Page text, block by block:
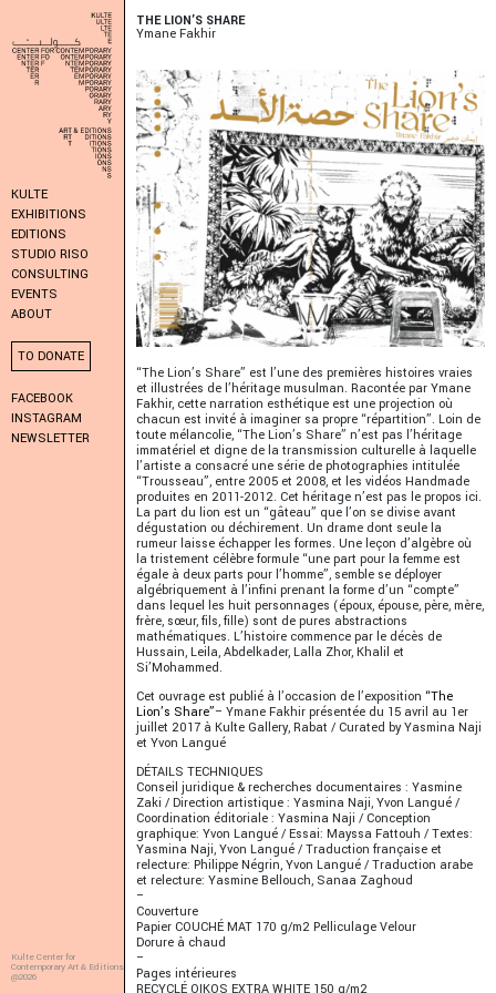
KULTE
EXHIBITIONS
EDITIONS
STUDIO RISO
CONSULTING
EVENTS
ABOUT
TO DONATE
FACEBOOK
INSTAGRAM
NEWSLETTER
Kulte Center for
Contemporary Art & Editions
@2026
THE LION’S SHARE
Ymane Fakhir
“The Lion’s Share” est l’une des premières histoires vraies
et illustrées de l’héritage musulman. Racontée par Ymane
Fakhir, cette narration esthétique est une projection où
chacun est invité à imaginer sa propre “répartition”. Loin de
toute mélancolie, “The Lion’s Share” n’est pas l’héritage
immatériel et digne de la transmission culturelle à laquelle
l’artiste a consacré une série de photographies intitulée
“Trousseau”, entre 2005 et 2008, et les vidéos Handmade
produites en 2011-2012. Cet héritage n’est pas le propos ici.
La part du lion est un “gâteau” que l’on se divise avant
dégustation ou déchirement. Un drame dont seule la
rumeur laisse échapper les formes. Une leçon d’algèbre où
la tristement célèbre formule “une part pour la femme est
égale à deux parts pour l’homme”, semble se déployer
algébriquement à l’infini prenant la forme d’un “compte”
dans lequel les huit personnages (époux, épouse, père, mère,
frère, sœur, fils, fille) sont de pures abstractions
mathématiques. L’histoire commence par le décès de
Hussain, Leila, Abdelkader, Lalla Zhor, Khalil et
Si’Mohammed.
Cet ouvrage est publié à l’occasion de l’exposition “The
Lion’s Share”– Ymane Fakhir présentée du 15 avril au 1er
juillet 2017 à Kulte Gallery, Rabat / Curated by Yasmina Naji
et Yvon Langué
DÉTAILS TECHNIQUES
Conseil juridique & recherches documentaires : Yasmine
Zaki / Direction artistique : Yasmina Naji, Yvon Langué /
Coordination éditoriale : Yasmina Naji / Conception
graphique: Yvon Langué / Essai: Mayssa Fattouh / Textes:
Yasmina Naji, Yvon Langué / Traduction française et
relecture: Philippe Négrin, Yvon Langué / Traduction arabe
et relecture: Yasmine Bellouch, Sanaa Zaghoud
–
Couverture
Papier COUCHÉ MAT 170 g/m2 Pelliculage Velour
Dorure à chaud
–
Pages intérieures
RECYCLÉ OIKOS EXTRA WHITE 150 g/m2